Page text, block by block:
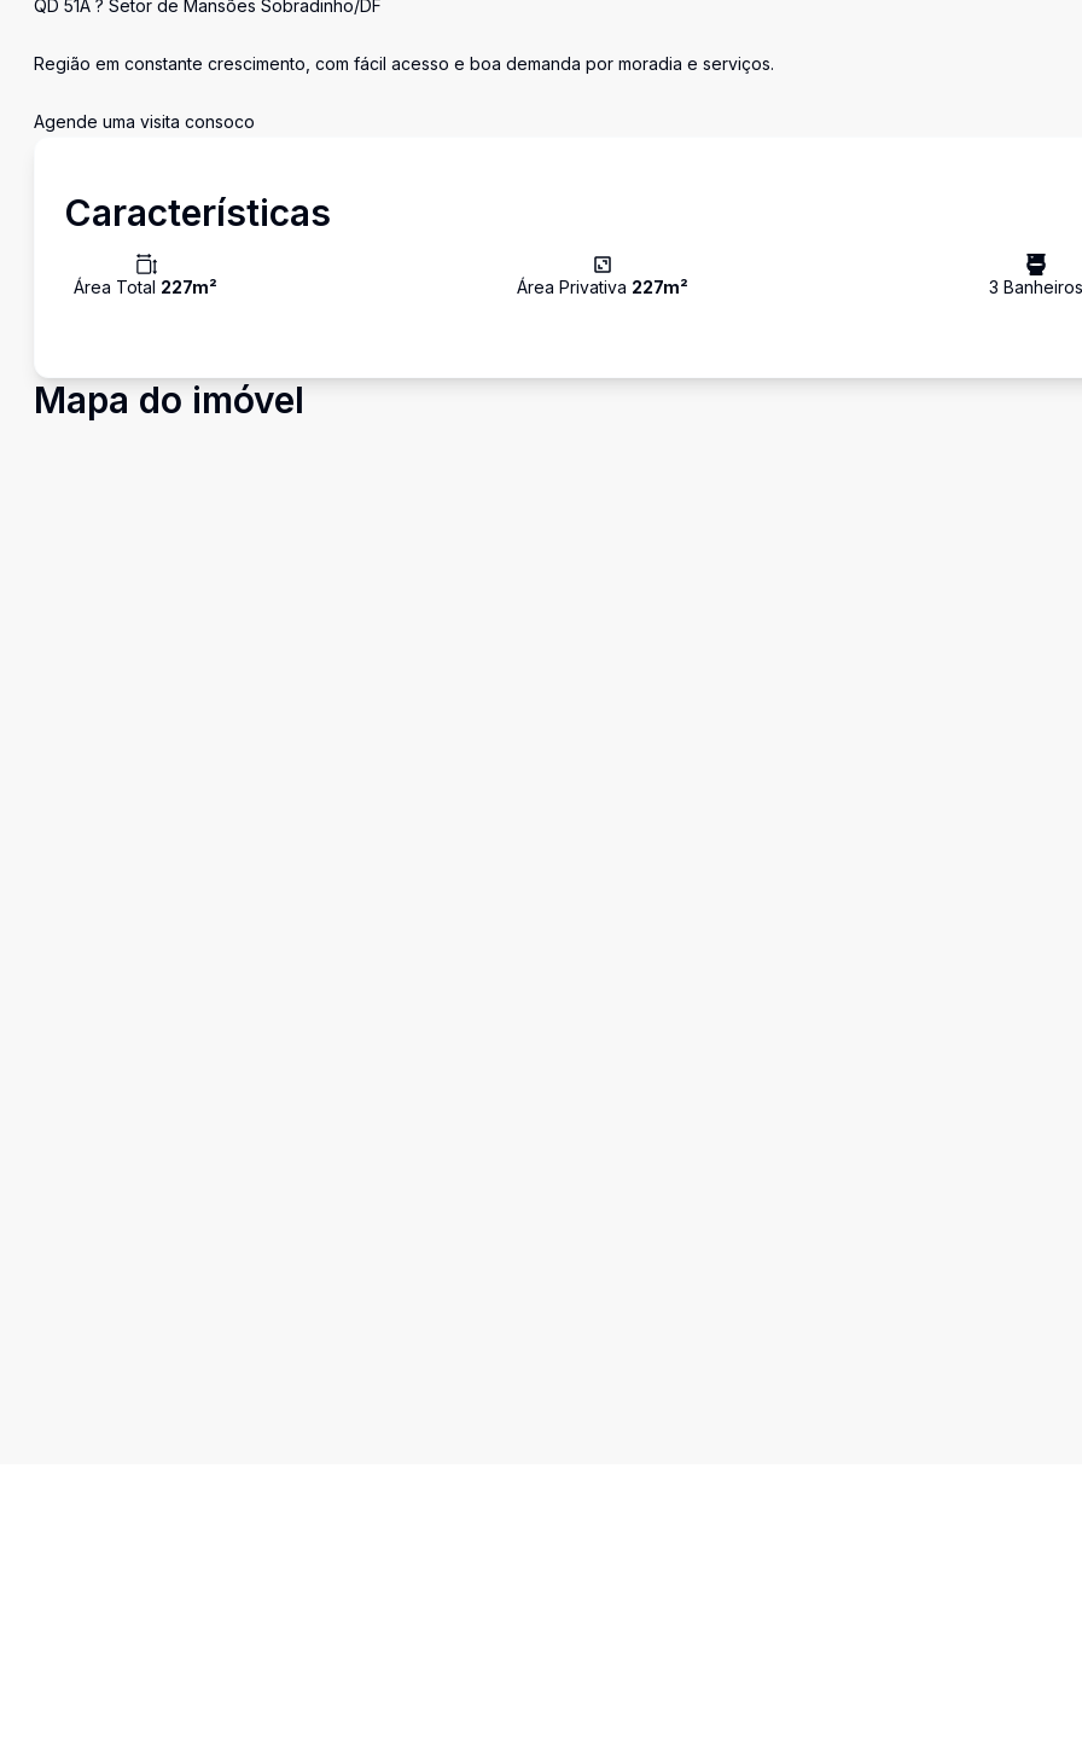
QD 51A ? Setor de Mansões Sobradinho/DF
Região em constante crescimento, com fácil acesso e boa demanda por moradia e serviços.
Agende uma visita consoco
Características
Área Total 227m² Área Privativa 227m² 3 Banheiros
Mapa do imóvel